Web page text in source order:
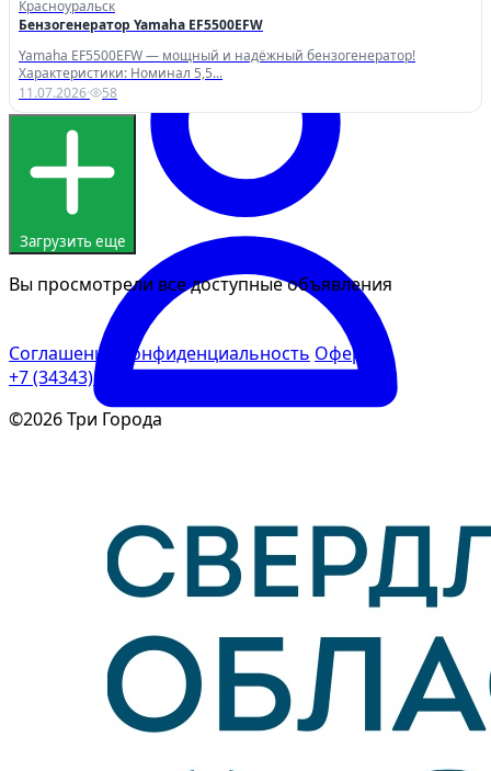
Красноуральск
Бензогенератор Yamaha EF5500EFW
Yamaha EF5500EFW — мощный и надёжный бензогенератор!
Характеристики: Номинал 5,5...
11.07.2026· 58
Загрузить еще
Вы просмотрели все доступные объявления
Соглашение Конфиденциальность Оферта
+7 (34343) 2-11-503goroda@rambler.ru
©2026 Три Города